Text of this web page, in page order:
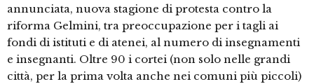
annunciata, nuova stagione di protesta contro la
riforma Gelmini, tra preoccupazione per i tagli ai
fondi di istituti e di atenei, al numero di insegnamenti
e insegnanti. Oltre 90 i cortei (non solo nelle grandi
città, per la prima volta anche nei comuni più piccoli)